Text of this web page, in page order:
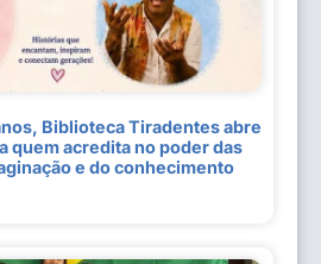
Biblioteca Tiradentes abre
quem acredita no poder das
e do conhecimento